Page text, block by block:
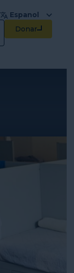
Espanol
Donar